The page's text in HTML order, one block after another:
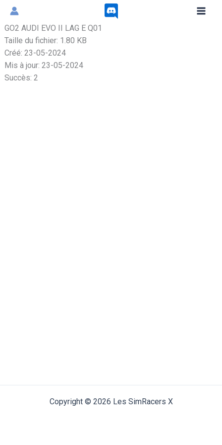
Aller
contenu
GO2 AUDI EVO II LAG E Q01
Taille du fichier: 1.80 KB
Créé: 23-05-2024
Mis à jour: 23-05-2024
Succès: 2
Copyright © 2026 Les SimRacers X